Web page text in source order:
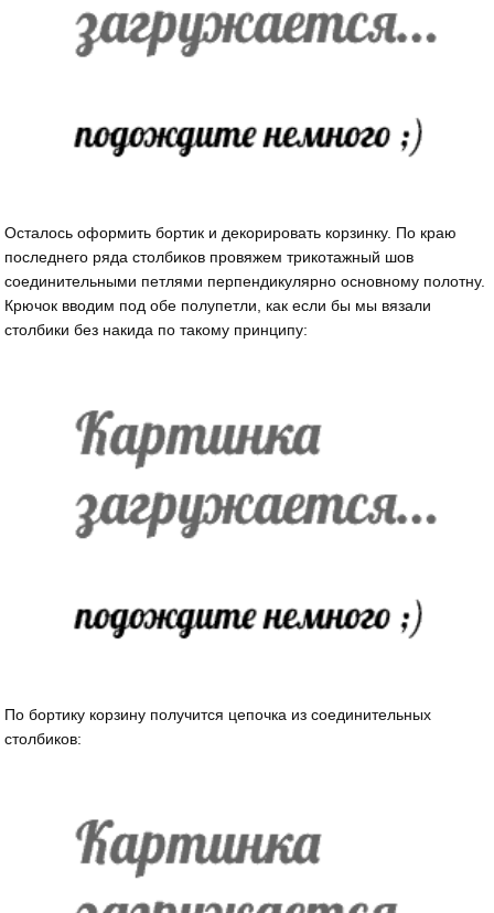
Осталось оформить бортик и декорировать корзинку. По краю
последнего ряда столбиков провяжем трикотажный шов
соединительными петлями перпендикулярно основному полотну.
Крючок вводим под обе полупетли, как если бы мы вязали
столбики без накида по такому принципу:
По бортику корзину получится цепочка из соединительных
столбиков: